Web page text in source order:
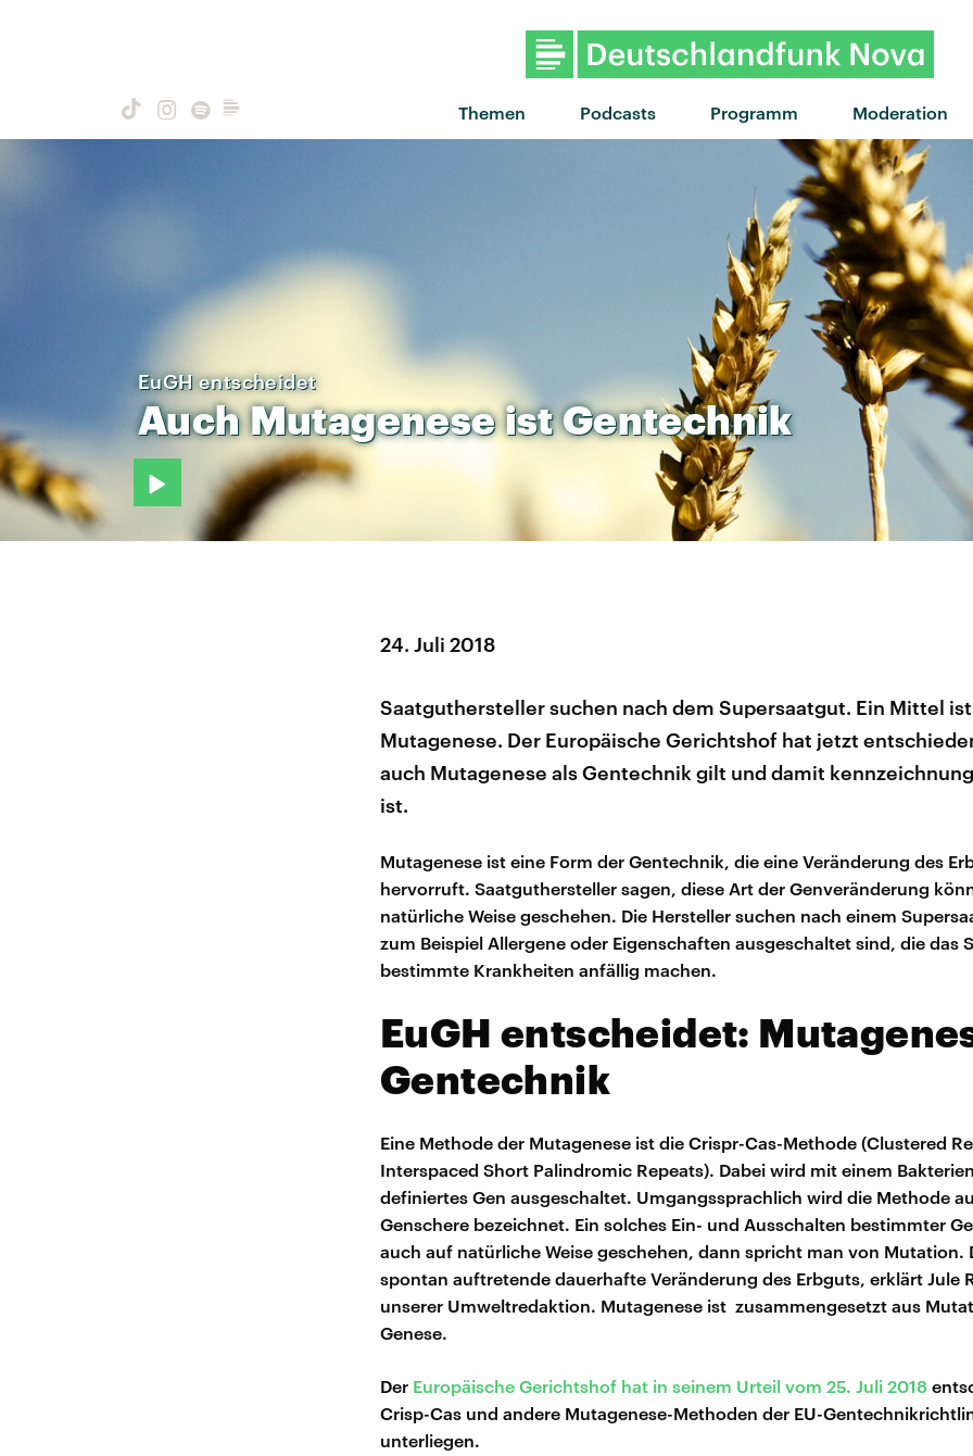
Themen Podcasts Programm Moderation
"Hurry Hurry" von Ibeyi ·
EuGH entscheidet
AuchMutageneseistGentechnik
24. Juli 2018
Saatguthersteller suchen nach dem Supersaatgut. Ein Mittel ist
Mutagenese. Der Europäische Gerichtshof hat jetzt
auch Mutagenese als Gentechnik gilt und damit
ist.
Mutagenese ist eine Form der Gentechnik, die eine Veränderung des
hervorruft. Saatguthersteller sagen, diese Art der Genveränderung
natürliche Weise geschehen. Die Hersteller suchen nach einem
zum Beispiel Allergene oder Eigenschaften ausgeschaltet sind, die das
bestimmte Krankheiten anfällig machen.
EuGH entscheidet:
Gentechnik
Eine Methode der Mutagenese ist die Crispr-Cas-Methode (Clustered
Interspaced Short Palindromic Repeats). Dabei wird mit einem
definiertes Gen ausgeschaltet. Umgangssprachlich wird die Methode
Genschere bezeichnet. Ein solches Ein- und Ausschalten bestimmter
auch auf natürliche Weise geschehen, dann spricht man von Mutation.
spontan auftretende dauerhafte Veränderung des Erbguts, erklärt Jule
unserer Umweltredaktion. Mutagenese ist zusammengesetzt aus
Genese.
Der Europäische Gerichtshof hat in seinem Urteil vom 25. Juli 2018
Crisp-Cas und andere Mutagenese-Methoden der EU-
unterliegen.